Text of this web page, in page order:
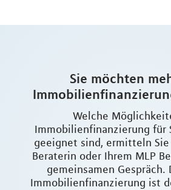
Sie möchten
Welche
Immobilienfinanzierung für
geeignet sind, ermitteln
Beraterin oder Ihrem MLP
gemeinsamen
Immobilienfinanzierung ist